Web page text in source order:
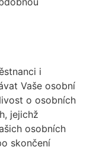
i
Vaše osobní
o osobních
jejichž
osobních
skončení